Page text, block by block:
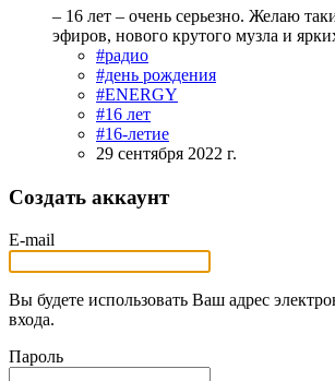
– 16 лет – очень серьезно. Желаю
эфиров, нового крутого музла и
#радио
#день рождения
#ENERGY
#16 лет
#16-летие
29 сентября 2022 г.
Создать аккаунт
E-mail
Вы будете использовать Ваш адрес
входа.
Пароль